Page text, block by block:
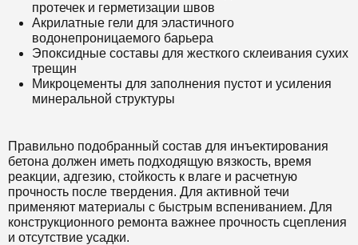
протечек и герметизации швов
Акрилатные гели для эластичного
водонепроницаемого барьера
Эпоксидные составы для жесткого склеивания сухих
трещин
Микроцементы для заполнения пустот и усиления
минеральной структуры
Правильно подобранный состав для инъектирования
бетона должен иметь подходящую вязкость, время
реакции, адгезию, стойкость к влаге и расчетную
прочность после твердения. Для активной течи
применяют материалы с быстрым вспениванием. Для
конструкционного ремонта важнее прочность сцепления
и отсутствие усадки.